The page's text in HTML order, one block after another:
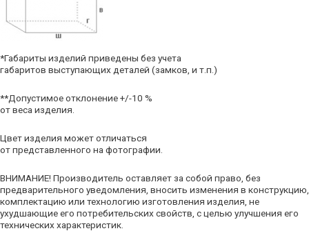
*Габариты изделий приведены без учета
габаритов выступающих деталей (замков, и т.п.)
**Допустимое отклонение +/-10 %
от веса изделия.
Цвет изделия может отличаться
от представленного на фотографии.
ВНИМАНИЕ! Производитель оставляет за собой право, без
предварительного уведомления, вносить изменения в конструкцию,
комплектацию или технологию изготовления изделия, не
ухудшающие его потребительских свойств, с целью улучшения его
технических характеристик.